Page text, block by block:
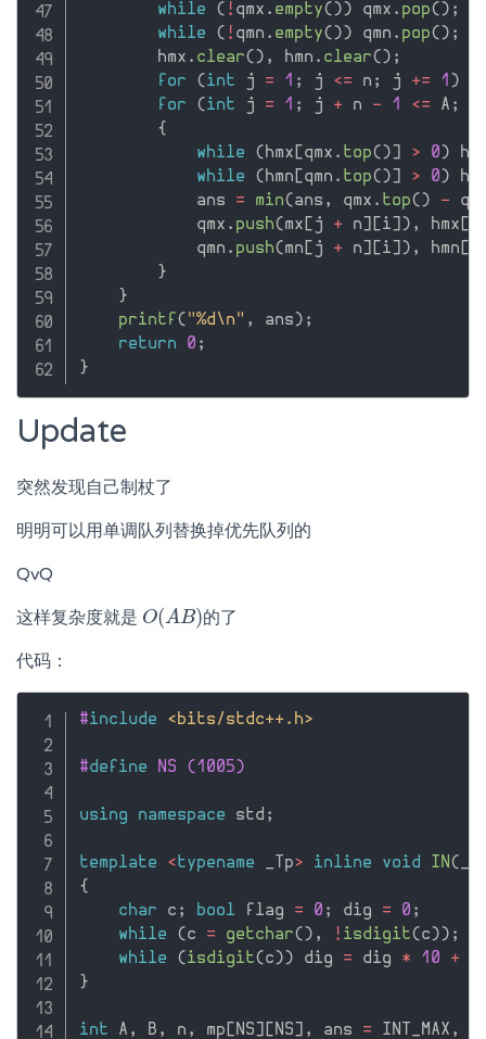
while
( ! qmx . empty( ) ) qmx . pop( ) ;
while
( ! qmn . empty( ) ) qmn . pop( ) ;
        hmx
. clear( ) , hmn . clear( ) ;
for
( int j = 1 ; j <= n ; j += 1 )
for
( int j = 1 ; j + n - 1 <= A ;
{
while
( hmx qmx . top( ) > 0 )
while
( hmn qmn . top( ) > 0 )
            ans
= min( ans , qmx . top( ) -
            qmx
. push( mx j + n i ) , hmx
            qmn
. push( mn j + n i ) , hmn
}
}
printf ( "%d\n" , ans ) ;
return
0 ;
}
Update
突然发现自己制杖了
明明可以用单调队列替换掉优先队列的
QvQ
这样复杂度就是 O(AB)
O(AB) 的了
代码：
#include <bits/stdc++.h>
#define NS (1005)
using namespace std ;
template <typename _Tp> inline void IN(
{
char c ; bool flag = 0 ; dig = 0 ;
while
(c = getchar() , ! isdigit(c)) ;
while
(isdigit(c)) dig = dig * 10 +
}
int A , B , n , mp [NS] [NS] , ans = INT_MAX ,